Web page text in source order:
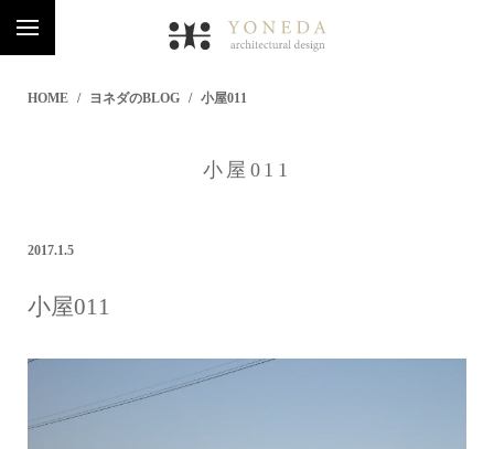
HOME ヨネダのBLOG 小屋011
小屋011
2017.1.5
小屋011